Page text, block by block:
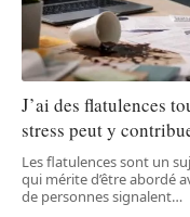
J’ai des flatulences
stress peut y
Les flatulences sont un
qui mérite d’être abordé
de personnes signalent…